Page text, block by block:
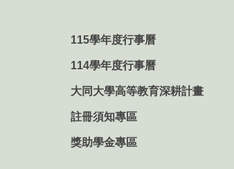
115學年度行事曆
114學年度行事曆
大同大學高等教育深耕計畫
註冊須知專區
獎助學金專區